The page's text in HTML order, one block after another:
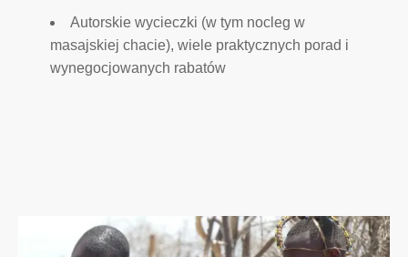
Autorskie wycieczki (w tym nocleg w
masajskiej chacie), wiele praktycznych porad i
wynegocjowanych rabatów